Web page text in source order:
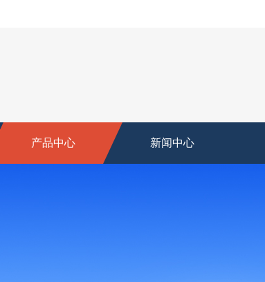
产品中心 新闻中心